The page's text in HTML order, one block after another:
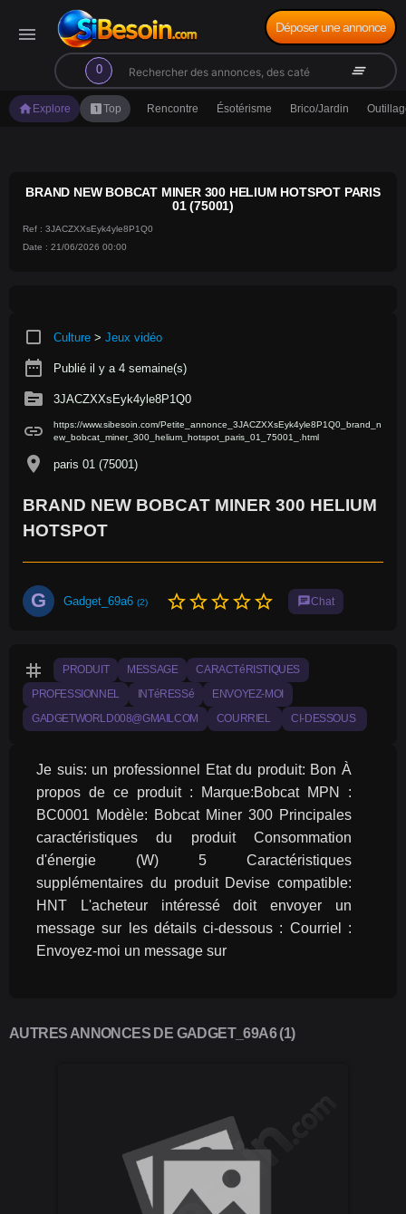
menu
0
search clear_all
Déposer une annonce
home Explore looks_oneTop Rencontre Ésotérisme Brico/Jardin
BRAND NEW BOBCAT MINER 300 HELIUM HOTSPOT PARIS
01 (75001)
Ref : 3JACZXXsEyk4yle8P1Q0
Date : 21/06/2026 00:00
crop_square Culture > Jeux vidéo
date_range Publié il y a 4 semaine(s)
source 3JACZXXsEyk4yle8P1Q0
link
https://www.sibesoin.com/Petite_annonce_3JACZXXsEyk4yle8P1Q0_brand_n
ew_bobcat_miner_300_helium_hotspot_paris_01_75001_.html
location_on paris 01 (75001)
BRAND NEW BOBCAT MINER 300 HELIUM
HOTSPOT
G Gadget_69a6 (2) star_borderstar_borderstar_borderstar_borderstar_border chatChat
tag PRODUIT MESSAGE CARACTéRISTIQUES
PROFESSIONNEL INTéRESSé ENVOYEZ-MOI
GADGETWORLD008@GMAILCOM COURRIEL CI-DESSOUS
Je suis: un professionnel Etat du produit: Bon À
propos de ce produit : Marque:Bobcat MPN :
BC0001 Modèle: Bobcat Miner 300 Principales
caractéristiques du produit Consommation
d'énergie (W) 5 Caractéristiques
supplémentaires du produit Devise compatible:
HNT L'acheteur intéressé doit envoyer un
message sur les détails ci-dessous : Courriel :
Envoyez-moi un message sur
AUTRES ANNONCES DE GADGET_69A6 (1)